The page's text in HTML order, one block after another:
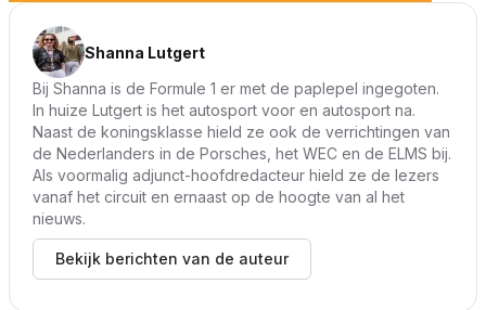
Shanna Lutgert
Bij Shanna is de Formule 1 er met de paplepel ingegoten.
In huize Lutgert is het autosport voor en autosport na.
Naast de koningsklasse hield ze ook de verrichtingen van
de Nederlanders in de Porsches, het WEC en de ELMS bij.
Als voormalig adjunct-hoofdredacteur hield ze de lezers
vanaf het circuit en ernaast op de hoogte van al het
nieuws.
Bekijk berichten van de auteur